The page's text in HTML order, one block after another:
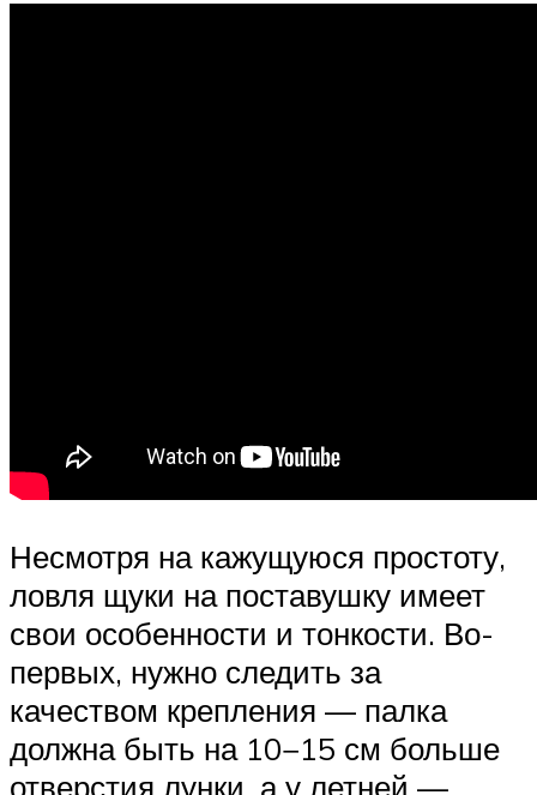
Несмотря на кажущуюся простоту,
ловля щуки на поставушку имеет
свои особенности и тонкости. Во-
первых, нужно следить за
качеством крепления — палка
должна быть на 10−15 см больше
отверстия лунки, а у летней —